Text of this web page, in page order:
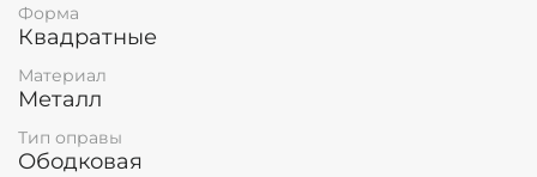
Форма
Квадратные
Материал
Металл
Тип оправы
Ободковая